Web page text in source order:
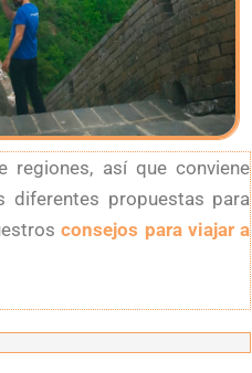
regiones, así que conviene
diferentes propuestas para
consejos para viajar a